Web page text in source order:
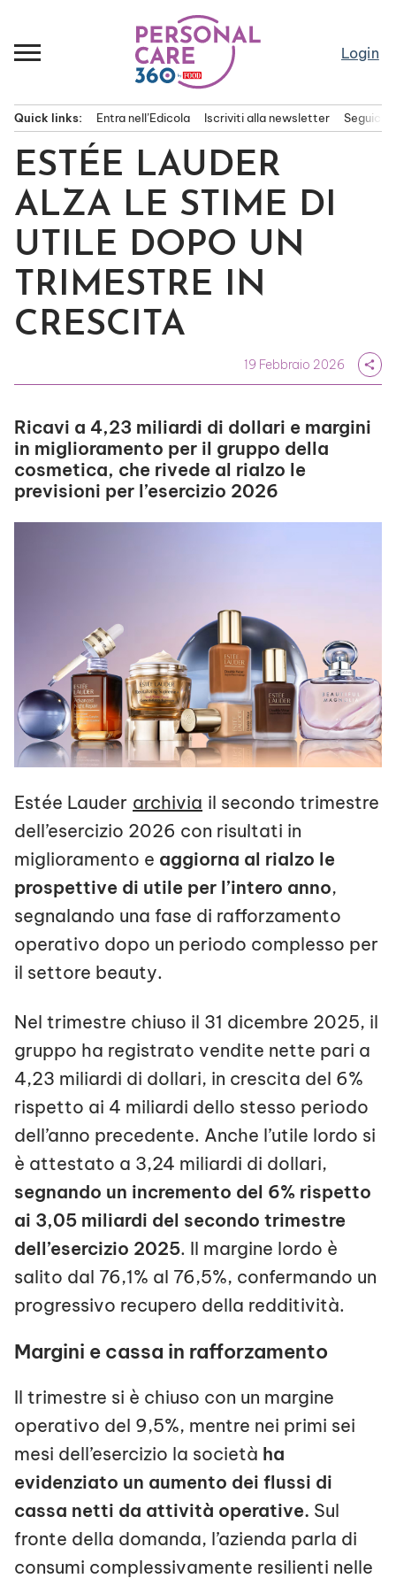
contenuto
Login
principale
Quick links: Entra nell’Edicola Iscriviti alla newsletter Seguici
ESTÉE LAUDER
ALZA LE STIME DI
UTILE DOPO UN
TRIMESTRE IN
CRESCITA
19 Febbraio 2026 share
Ricavi a 4,23 miliardi di dollari e margini
in miglioramento per il gruppo della
cosmetica, che rivede al rialzo le
previsioni per l’esercizio 2026
Estée Lauder archivia il secondo trimestre
dell’esercizio 2026 con risultati in
miglioramento e aggiorna al rialzo le
prospettive di utile per l’intero anno,
segnalando una fase di rafforzamento
operativo dopo un periodo complesso per
il settore beauty.
Nel trimestre chiuso il 31 dicembre 2025, il
gruppo ha registrato vendite nette pari a
4,23 miliardi di dollari, in crescita del 6%
rispetto ai 4 miliardi dello stesso periodo
dell’anno precedente. Anche l’utile lordo si
è attestato a 3,24 miliardi di dollari,
segnando un incremento del 6% rispetto
ai 3,05 miliardi del secondo trimestre
dell’esercizio 2025. Il margine lordo è
salito dal 76,1% al 76,5%, confermando un
progressivo recupero della redditività.
Margini e cassa in rafforzamento
Il trimestre si è chiuso con un margine
operativo del 9,5%, mentre nei primi sei
mesi dell’esercizio la società ha
evidenziato un aumento dei flussi di
cassa netti da attività operative. Sul
fronte della domanda, l’azienda parla di
consumi complessivamente resilienti nelle